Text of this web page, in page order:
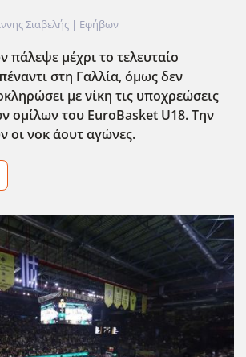
Σιαβελής | Εφήβων
πάλεψε μέχρι το τελευταίο
στη Γαλλία, όμως δεν
με νίκη τις υποχρεώσεις
ομίλων του EuroBasket U18. Την
οι νοκ άουτ αγώνες.